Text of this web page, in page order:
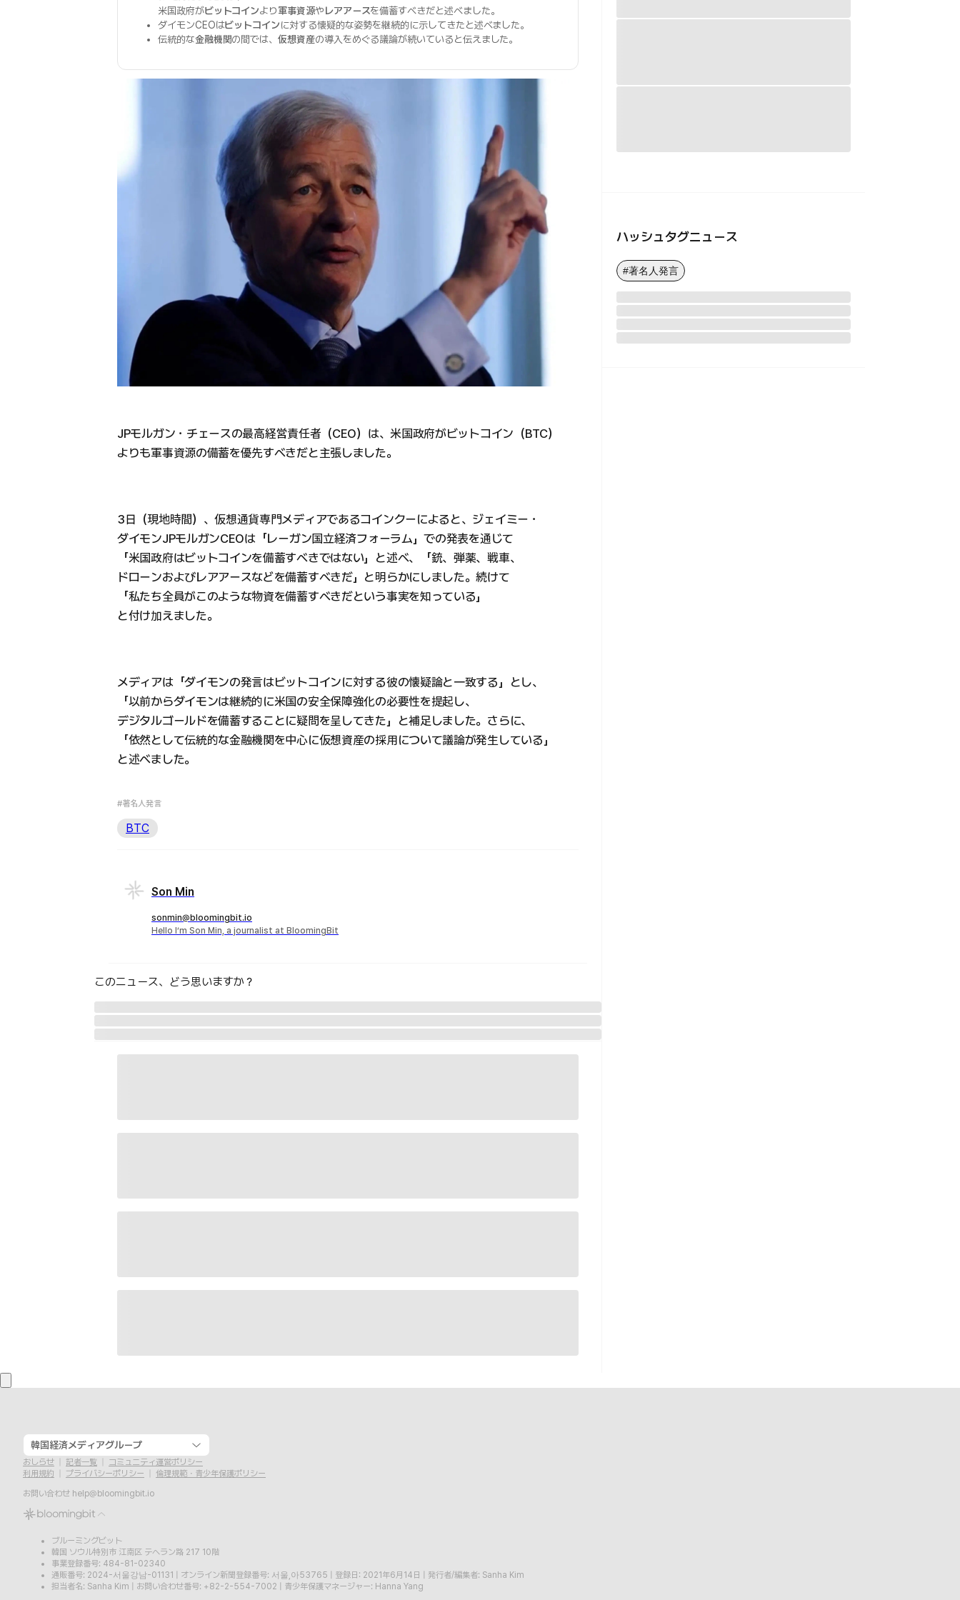
米国政府がビットコインより軍事資源やレアアースを備蓄すべきだと述べました。
ダイモンCEOはビットコインに対する懐疑的な姿勢を継続的に示してきたと述べました。
伝統的な金融機関の間では、仮想資産の導入をめぐる議論が続いていると伝えました。
JPモルガン・チェースの最高経営責任者（CEO）は、米国政府がビットコイン（BTC）
よりも軍事資源の備蓄を優先すべきだと主張しました。
3日（現地時間）、仮想通貨専門メディアであるコインクーによると、ジェイミー・
ダイモンJPモルガンCEOは「レーガン国立経済フォーラム」での発表を通じて
「米国政府はビットコインを備蓄すべきではない」と述べ、「銃、弾薬、戦車、
ドローンおよびレアアースなどを備蓄すべきだ」と明らかにしました。続けて
「私たち全員がこのような物資を備蓄すべきだという事実を知っている」
と付け加えました。
メディアは「ダイモンの発言はビットコインに対する彼の懐疑論と一致する」とし、
「以前からダイモンは継続的に米国の安全保障強化の必要性を提起し、
デジタルゴールドを備蓄することに疑問を呈してきた」と補足しました。さらに、
「依然として伝統的な金融機関を中心に仮想資産の採用について議論が発生している」
と述べました。
#著名人発言
BTC
Son Min
sonmin@bloomingbit.io
Hello I’m Son Min, a journalist at BloomingBit
このニュース、どう思いますか？
ハッシュタグニュース
#著名人発言
韓国経済メディアグループ
おしらせ 記者一覧
コミュニティ運営ポリシー
利用規約
プライバシーポリシー
倫理規範・青少年保護ポリシー
お問い合わせ help@bloomingbit.io
ブルーミングビット
韓国 ソウル特別市 江南区 テヘラン路 217 10階
事業登録番号: 484-81-02340
通販番号: 2024-서울강남-01131
オンライン新聞登録番号: 서울,아53765 登録日: 2021年6月14日
発行者/編集者: Sanha Kim
担当者名: Sanha Kim
お問い合わせ番号: +82-2-554-7002 青少年保護マネージャー: Hanna Yang